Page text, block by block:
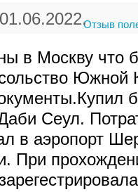
Отзыв
в Москву что
Южной
Сеул.
в аэропорт
При